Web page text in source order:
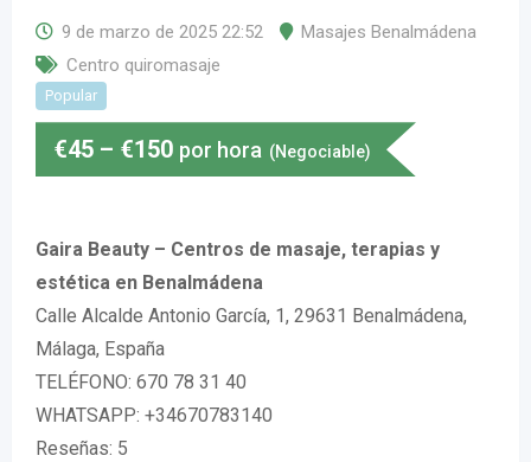
9 de marzo de 2025 22:52
Masajes Benalmádena
Centro quiromasaje
Popular
€45 – €150 por hora (Negociable)
Gaira Beauty – Centros de masaje, terapias y
estética en Benalmádena
Calle Alcalde Antonio García, 1, 29631 Benalmádena,
Málaga, España
TELÉFONO: 670 78 31 40
WHATSAPP: +34670783140
Reseñas: 5